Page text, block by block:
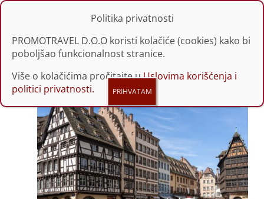
Politika privatnosti
PROMOTRAVEL D.O.O koristi kolačiće (cookies) kako bi
poboljšao funkcionalnost stranice.
Više o kolačićima pročitajte uUslovima korišćenja i
politici privatnosti.